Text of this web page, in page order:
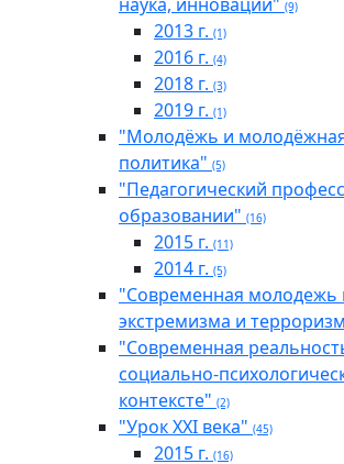
(9)
2013 г. (1)
2016 г. (4)
2018 г. (3)
2019 г. (1)
"Молодёжь и
политика" (5)
"Педагогический
образовании" (16)
2015 г. (11)
2014 г. (5)
"Современная молодежь
экстремизма и
"Современная
социально-
контексте" (2)
"Урок XXI века" (45)
2015 г. (16)